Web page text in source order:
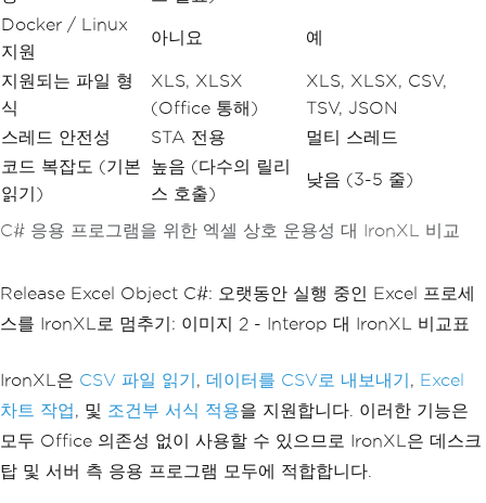
C# 응용 프로그램을 위한 엑셀 상호 운용성 대 IronXL 비교
Docker / Linux
지원
아니요 예
지원되는 파일 형
식
XLS, XLSX
(Office 통해)
XLS, XLSX, CSV,
TSV, JSON
스레드 안전성
STA 전용
멀티 스레드
코드 복잡도 (기본
읽기)
높음 (다수의 릴리
스 호출)
낮음 (3-5 줄)
Release Excel Object C#: 오랫동안 실행 중인 Excel 프로세
스를 IronXL로 멈추기: 이미지 2 - Interop 대 IronXL 비교표
IronXL은 CSV 파일 읽기 , 데이터를 CSV로 내보내기 , Excel
차트 작업, 및 조건부 서식 적용을 지원합니다. 이러한 기능은
모두 Office 의존성 없이 사용할 수 있으므로 IronXL은 데스크
탑 및 서버 측 응용 프로그램 모두에 적합합니다.